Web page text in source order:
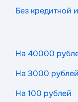
Без кредитной
На 40000
На 3000 рублей
На 100 рублей